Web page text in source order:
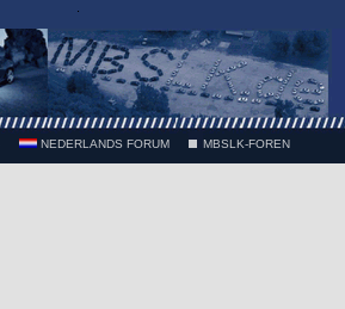
NEDERLANDS FORUM MBSLK-FOREN